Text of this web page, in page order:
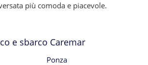
più comoda e piacevole.
e sbarco Caremar
Ponza